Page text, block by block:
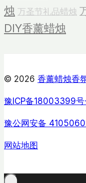
烛 万圣节礼品蜡烛
DIY香薰蜡烛
© 2026 香薰蜡烛香
豫ICP备18003399
豫公网安备
网站地图